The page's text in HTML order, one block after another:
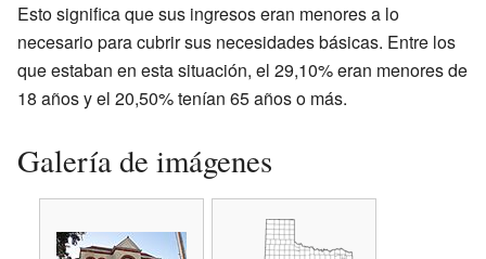
Esto significa que sus ingresos eran menores a lo
necesario para cubrir sus necesidades básicas. Entre los
que estaban en esta situación, el 29,10% eran menores de
18 años y el 20,50% tenían 65 años o más.
Galería de imágenes